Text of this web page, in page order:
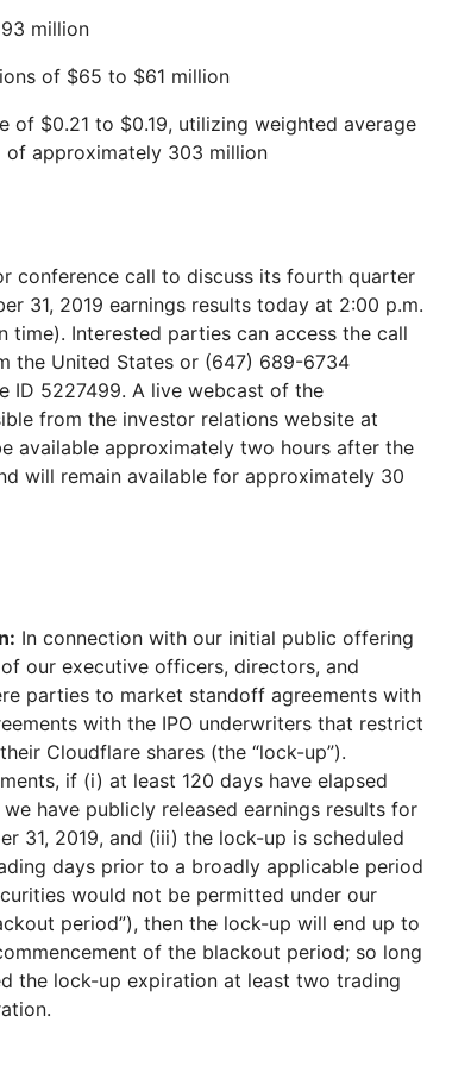
million
of $65 to $61 million
of $0.21 to $0.19, utilizing weighted average
of approximately 303 million
conference call to discuss its fourth quarter
31, 2019 earnings results today at 2:00 p.m.
time). Interested parties can access the call
the United States or (647) 689-6734
ID 5227499. A live webcast of the
from the investor relations website at
available approximately two hours after the
will remain available for approximately 30
In connection with our initial public offering
our executive officers, directors, and
parties to market standoff agreements with
with the IPO underwriters that restrict
Cloudflare shares (the “lock-up”).
if (i) at least 120 days have elapsed
have publicly released earnings results for
31, 2019, and (iii) the lock-up is scheduled
days prior to a broadly applicable period
would not be permitted under our
period”), then the lock-up will end up to
of the blackout period; so long
the lock-up expiration at least two trading